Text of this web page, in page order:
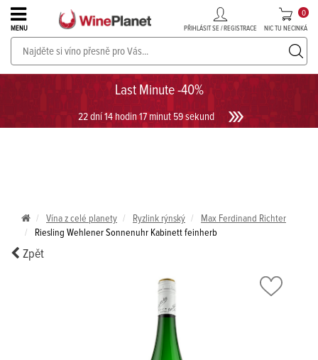
Last Minute -40%
22 dní 14 hodin 17 minut 58 sekund
MENU PŘIHLÁSIT SE / REGISTRACE NIC TU NECINKÁ
0
PROSECCO v akci až do -30%!UKÁZAT PROSECCO
Vína z celé planety Ryzlink rýnský
Max Ferdinand Richter
Riesling Wehlener Sonnenuhr Kabinett feinherb
Zpět